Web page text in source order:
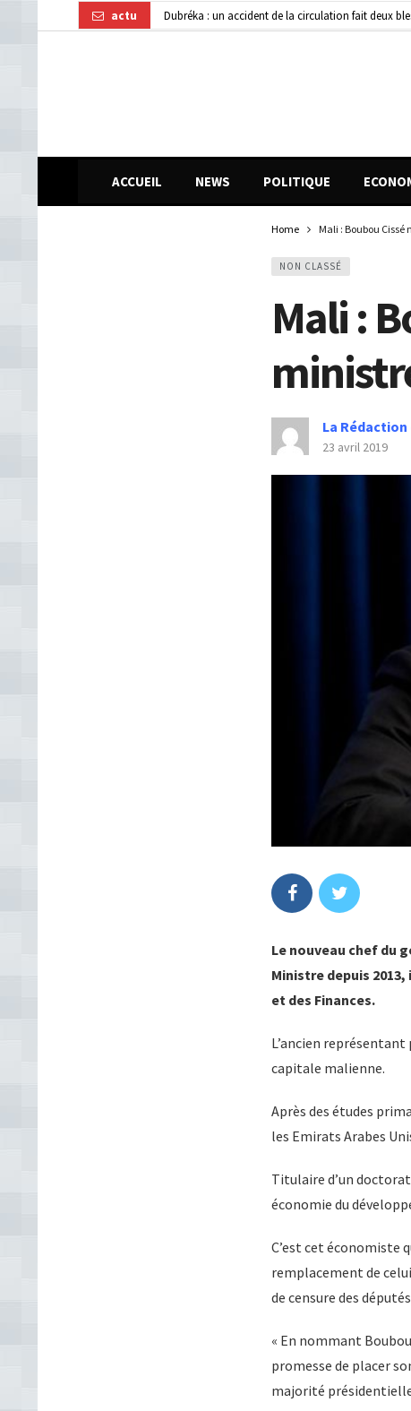
actu Dubréka : un accident de la circulation fait deux
Affaire disparition d’argent à AFG Bank : les
ACCUEIL NEWS POLITIQUE
Home Mali : Boubou
NON CLASSÉ
Mali :
La
23 avril 2019
Le nouveau chef du
Ministre depuis
et des Finances.
L’ancien représentant
capitale malienne.
Après des études
les Emirats Arabes
Titulaire d’un
économie du
C’est cet économiste
remplacement de
de censure des
« En nommant
promesse de placer
majorité